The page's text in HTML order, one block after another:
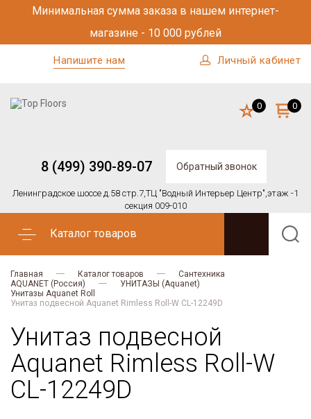
Минимальная сумма заказа в нашем интернет-
магазине - 10 000 рублей
Напишите нам Личный кабинет
8 (499) 390-89-07 Обратный звонок
Ленинградское шоссе д.58 стр.7,ТЦ "Водный Интерьер Центр",этаж -1
секция 009-010
0 0
Каталог товаров
Главная Каталог товаров
Сантехника
AQUANET (Россия)
УНИТАЗЫ (Aquanet)
Унитазы Aquanet Roll
Унитаз подвесной Aquanet Rimless Roll-W CL-12249D
Унитаз подвесной
Aquanet Rimless Roll-W
CL-12249D